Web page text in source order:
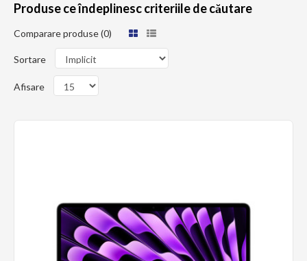
Produse ce îndeplinesc criteriile de căutare
Comparare produse (0)
Sortare
Afisare